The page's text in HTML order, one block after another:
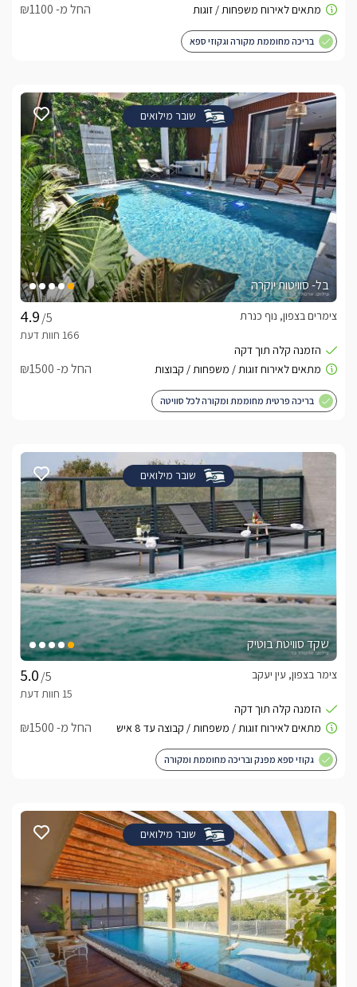
החל מ- ₪1100
בריכה מחוממת מקורה וגקוזי ספא
שובר מילואים
בל- סוויטות יוקרה
/5
צימרים בצפון, נוף כנרת
החל מ- ₪1500
בריכה פרטית מחוממת ומקורה לכל סוויטה
שובר מילואים
שקד סוויטת בוטיק
/5
צימר בצפון, עין יעקב
החל מ- ₪1500
גקוזי ספא מפנק ובריכה מחוממת ומקורה
שובר מילואים